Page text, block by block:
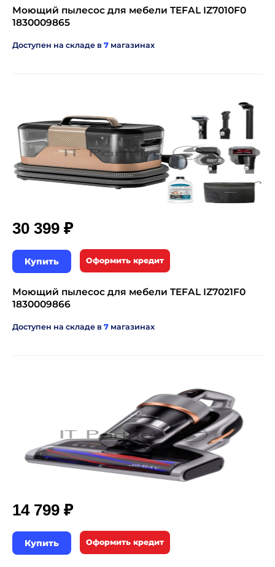
Моющий пылесос для мебели TEFAL IZ7010F0
1830009865
Доступен на складе в 7 магазинах
30 399 ₽
Купить Оформить кредит
Моющий пылесос для мебели TEFAL IZ7021F0
1830009866
Доступен на складе в 7 магазинах
14 799 ₽
Купить Оформить кредит